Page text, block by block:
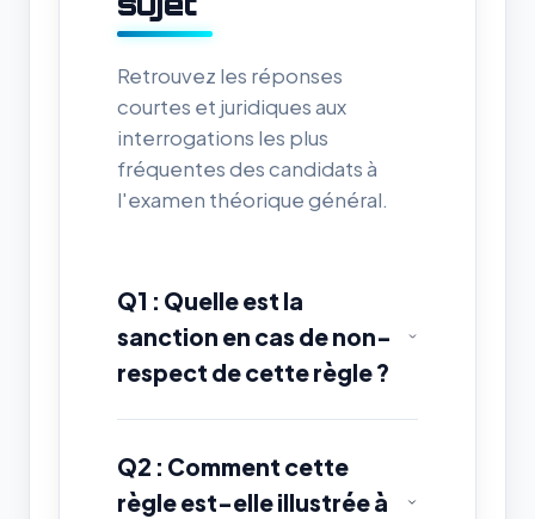
Retrouvez les réponses
courtes et juridiques aux
interrogations les plus
fréquentes des candidats à
l'examen théorique général.
Q1 : Quelle est la
sanction en cas de non-
respect de cette règle ?
Q2 : Comment cette
règle est-elle illustrée à